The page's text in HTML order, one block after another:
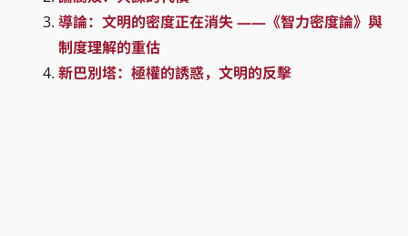
導論：文明的密度正在消失 ——《智力密度論》與
制度理解的重估
新巴別塔：極權的誘惑，文明的反擊